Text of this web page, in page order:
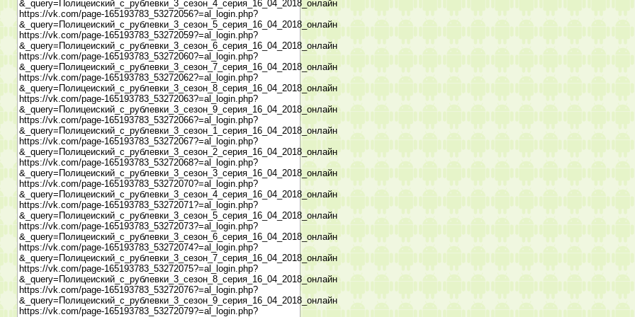
&_query=Полицеиский_с_рублевки_3_сезон_4_серия_16_04_2018_онлайн
https://vk.com/page-165193783_53272056?=al_login.php?
&_query=Полицеиский_с_рублевки_3_сезон_5_серия_16_04_2018_онлайн
https://vk.com/page-165193783_53272059?=al_login.php?
&_query=Полицеиский_с_рублевки_3_сезон_6_серия_16_04_2018_онлайн
https://vk.com/page-165193783_53272060?=al_login.php?
&_query=Полицеиский_с_рублевки_3_сезон_7_серия_16_04_2018_онлайн
https://vk.com/page-165193783_53272062?=al_login.php?
&_query=Полицеиский_с_рублевки_3_сезон_8_серия_16_04_2018_онлайн
https://vk.com/page-165193783_53272063?=al_login.php?
&_query=Полицеиский_с_рублевки_3_сезон_9_серия_16_04_2018_онлайн
https://vk.com/page-165193783_53272066?=al_login.php?
&_query=Полицеиский_с_рублевки_3_сезон_1_серия_16_04_2018_онлайн
https://vk.com/page-165193783_53272067?=al_login.php?
&_query=Полицеиский_с_рублевки_3_сезон_2_серия_16_04_2018_онлайн
https://vk.com/page-165193783_53272068?=al_login.php?
&_query=Полицеиский_с_рублевки_3_сезон_3_серия_16_04_2018_онлайн
https://vk.com/page-165193783_53272070?=al_login.php?
&_query=Полицеиский_с_рублевки_3_сезон_4_серия_16_04_2018_онлайн
https://vk.com/page-165193783_53272071?=al_login.php?
&_query=Полицеиский_с_рублевки_3_сезон_5_серия_16_04_2018_онлайн
https://vk.com/page-165193783_53272073?=al_login.php?
&_query=Полицеиский_с_рублевки_3_сезон_6_серия_16_04_2018_онлайн
https://vk.com/page-165193783_53272074?=al_login.php?
&_query=Полицеиский_с_рублевки_3_сезон_7_серия_16_04_2018_онлайн
https://vk.com/page-165193783_53272075?=al_login.php?
&_query=Полицеиский_с_рублевки_3_сезон_8_серия_16_04_2018_онлайн
https://vk.com/page-165193783_53272076?=al_login.php?
&_query=Полицеиский_с_рублевки_3_сезон_9_серия_16_04_2018_онлайн
https://vk.com/page-165193783_53272079?=al_login.php?